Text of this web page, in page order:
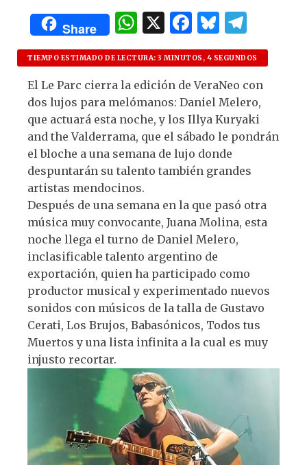
Share
W
h
at
s
A
p
p
X F
a
c
e
b
o
o
k
B
lu
es
k
y
el
e
g
ra
m
TIEMPO ESTIMADO DE LECTURA: 3 MINUTOS, 4 SEGUNDOS
El Le Parc cierra la edición de VeraNeo con
dos lujos para melómanos: Daniel Melero,
que actuará esta noche, y los Illya Kuryaki
and the Valderrama, que el sábado le pondrán
el bloche a una semana de lujo donde
despuntarán su talento también grandes
artistas mendocinos.
Después de una semana en la que pasó otra
música muy convocante, Juana Molina, esta
noche llega el turno de Daniel Melero,
inclasificable talento argentino de
exportación, quien ha participado como
productor musical y experimentado nuevos
sonidos con músicos de la talla de Gustavo
Cerati, Los Brujos, Babasónicos, Todos tus
Muertos y una lista infinita a la cual es muy
injusto recortar.